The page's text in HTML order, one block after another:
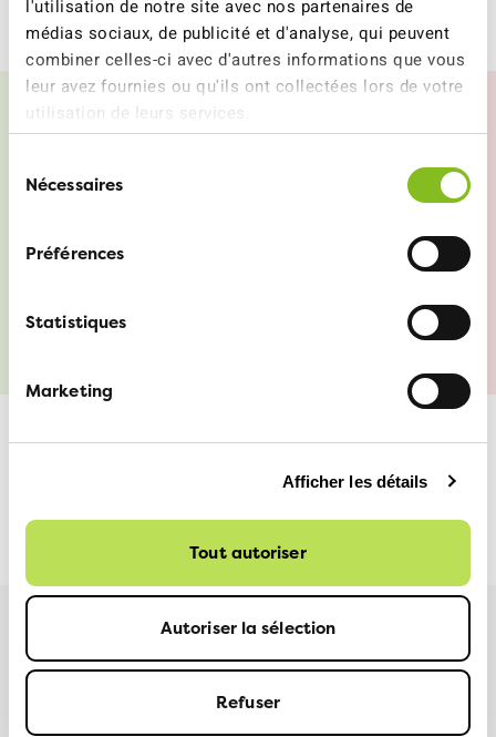
l'utilisation de notre site avec nos partenaires de
médias sociaux, de publicité et d'analyse, qui peuvent
combiner celles-ci avec d'autres informations que vous
leur avez fournies ou qu'ils ont collectées lors de votre
utilisation de leurs services.
Nécessaires
Préférences
Statistiques
Marketing
Afficher les détails
Tout autoriser
Autoriser la sélection
Refuser
medias@extension-autoroutes-non.ch
extension-autoroutes-
MEDIENSTELLE VCS | SERVICE MÉDIAS
13
2024
Plus d'informations